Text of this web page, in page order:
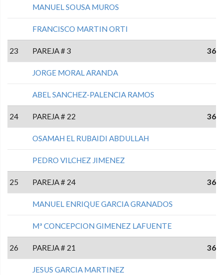
MANUEL SOUSA MUROS
FRANCISCO MARTIN ORTI
23 PAREJA # 3 36
JORGE MORAL ARANDA
ABEL SANCHEZ-PALENCIA RAMOS
24 PAREJA # 22 36
OSAMAH EL RUBAIDI ABDULLAH
PEDRO VILCHEZ JIMENEZ
25 PAREJA # 24 36
MANUEL ENRIQUE GARCIA GRANADOS
Mª CONCEPCION GIMENEZ LAFUENTE
26 PAREJA # 21 36
JESUS GARCIA MARTINEZ